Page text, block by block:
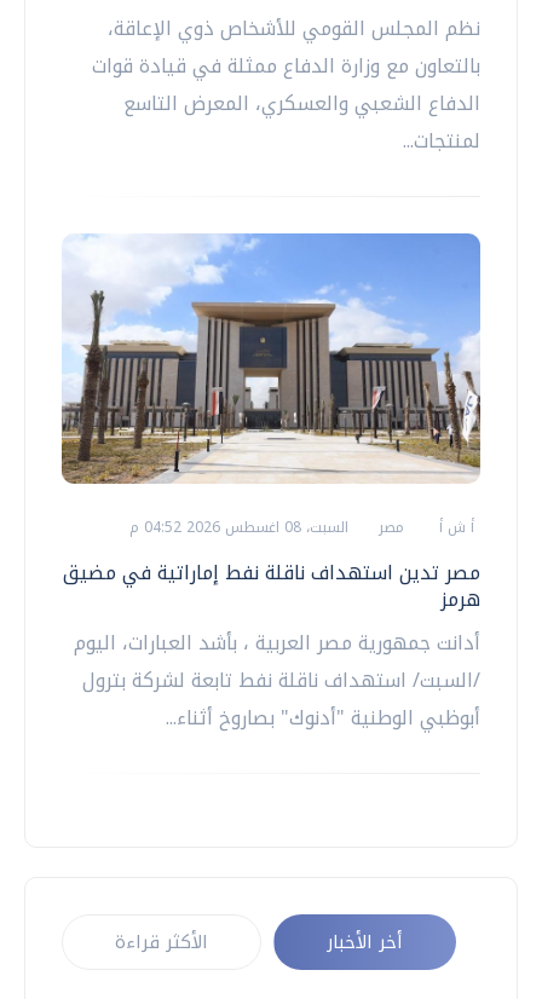
نظم المجلس القومي للأشخاص ذوي الإعاقة،
بالتعاون مع وزارة الدفاع ممثلة في قيادة قوات
الدفاع الشعبي والعسكري، المعرض التاسع
لمنتجات...
أ ش أ مصر السبت، 08 اغسطس 2026 04:52 م
مصر تدين استهداف ناقلة نفط إماراتية في مضيق
هرمز
أدانت جمهورية مصر العربية ، بأشد العبارات، اليوم
/السبت/ استهداف ناقلة نفط تابعة لشركة بترول
أبوظبي الوطنية "أدنوك" بصاروخ أثناء...
أخر الأخبار الأكثر قراءة